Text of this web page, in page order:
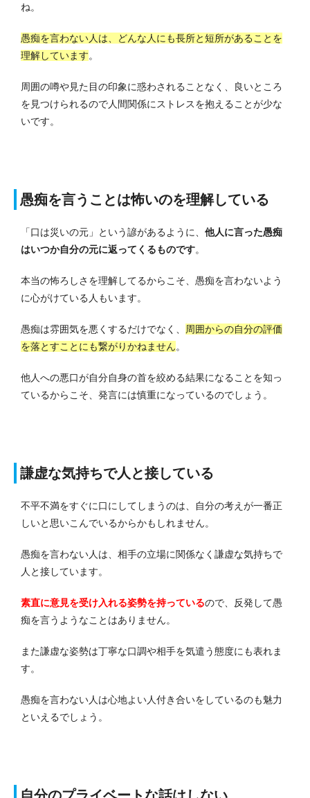
ね。
愚痴を言わない人は、どんな人にも長所と短所があることを
理解しています。
周囲の噂や見た目の印象に惑わされることなく、良いところ
を見つけられるので人間関係にストレスを抱えることが少な
いです。
愚痴を言うことは怖いのを理解している
「口は災いの元」という諺があるように、 他人に言った愚痴
はいつか自分の元に返ってくるものです。
本当の怖ろしさを理解してるからこそ、愚痴を言わないよう
に心がけている人もいます。
愚痴は雰囲気を悪くするだけでなく、
周囲からの自分の評価
を落とすことにも繋がりかねません。
他人への悪口が自分自身の首を絞める結果になることを知っ
ているからこそ、発言には慎重になっているのでしょう。
謙虚な気持ちで人と接している
不平不満をすぐに口にしてしまうのは、自分の考えが一番正
しいと思いこんでいるからかもしれません。
愚痴を言わない人は、相手の立場に関係なく謙虚な気持ちで
人と接しています。
素直に意見を受け入れる姿勢を持っているので、反発して愚
痴を言うようなことはありません。
また謙虚な姿勢は丁寧な口調や相手を気遣う態度にも表れま
す。
愚痴を言わない人は心地よい人付き合いをしているのも魅力
といえるでしょう。